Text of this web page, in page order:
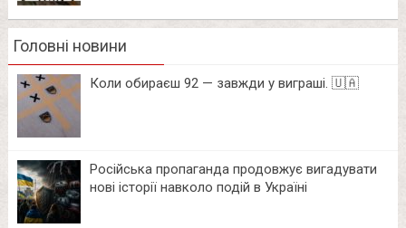
Головні новини
Коли обираєш 92 — завжди у виграші. 🇺🇦
Російська пропаганда продовжує вигадувати
нові історії навколо подій в Україні